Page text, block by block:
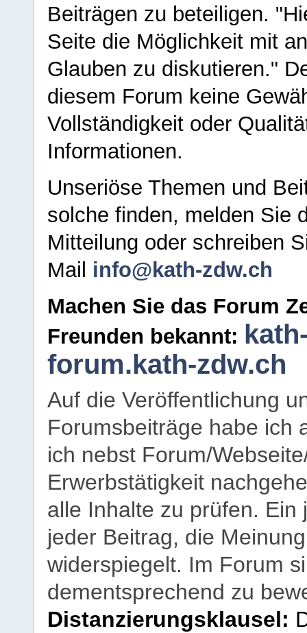
Beiträgen zu beteiligen.
Seite die Möglichkeit mit
Glauben zu diskutieren."
diesem Forum keine
Vollständigkeit oder
Informationen.
Unseriöse Themen und
solche finden, melden Sie
Mitteilung oder schreiben
Mail info@kath-zdw.ch
Machen Sie das Forum
Freunden bekannt:
forum.kath-zdw.ch
Auf die Veröffentlichung
Forumsbeiträge habe ich
ich nebst Forum/
Erwerbstätigkeit
alle Inhalte zu prüfen.
jeder Beitrag, die
widerspiegelt. Im Forum
dementsprechend zu
Distanzierungsklausel: